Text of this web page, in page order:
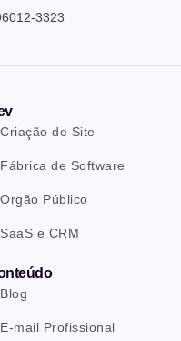
3323
Criação de Site
Fábrica de Software
Orgão Público
SaaS e CRM
Blog
E-mail Profissional